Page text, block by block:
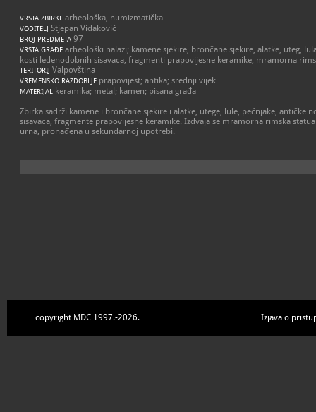
VRSTA ZBIRKE arheološka, numizmatička
VODITELJ Stjepan Vidaković
BROJ PREDMETA 97
VRSTA GRAĐE arheološki nalazi; kamene sjekire, brončane sjekire, alatke, uteg,
kosti ledenodobnih sisavaca, fragmenti prapovijesne keramike, mramorna
TERITORIJ Valpovština
VREMENSKO RAZDOBLJE prapovijest; antika; srednji vijek
MATERIJAL keramika; metal; kamen; pisana građa
Zbirka sadrži kamene i brončane sjekire i alatke, utege, lule, pećnjake, antičke
sisavaca, fragmente prapovijesne keramike. Izdvaja se mramorna rimska
urna, pronađena u sekundarnoj upotrebi.
copyright MDC 1997.-2026. Izjava o